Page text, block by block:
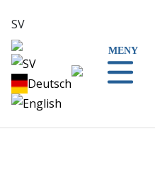
SV
SV
Deutsch
English
MENY